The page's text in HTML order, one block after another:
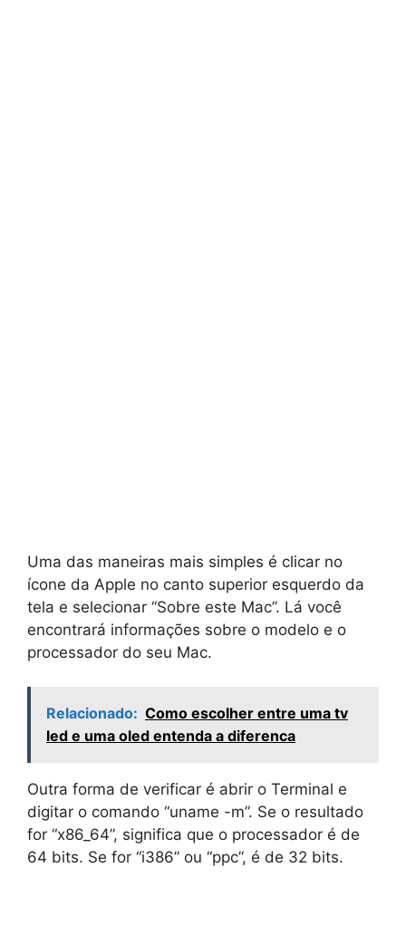
Uma das maneiras mais simples é clicar no
ícone da Apple no canto superior esquerdo da
tela e selecionar “Sobre este Mac”. Lá você
encontrará informações sobre o modelo e o
processador do seu Mac.
Relacionado: Como escolher entre uma tv
led e uma oled entenda a diferenca
Outra forma de verificar é abrir o Terminal e
digitar o comando “uname -m”. Se o resultado
for “x86_64”, significa que o processador é de
64 bits. Se for “i386” ou “ppc”, é de 32 bits.